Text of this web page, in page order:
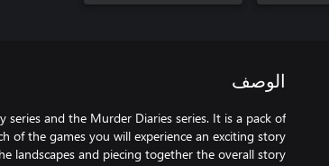
الوصف
and the Murder Diaries series. It is a pack of
of the games you will experience an exciting story